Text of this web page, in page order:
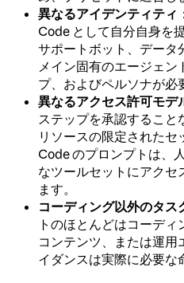
異なるアイデンティティ
Code として自分自身を
サポートボット、データ
メイン固有のエージェ
プ、およびペルソナが必
異なるアクセス許可モデ
ステップを承認すること
リソースの限定された
Code のプロンプトは、
なツールセットにアクセ
ます。
コーディング以外のタス
トのほとんどはコーディ
コンテンツ、または運
イダンスは実際に必要な